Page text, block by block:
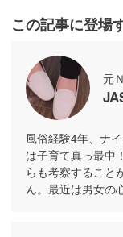
この記事に登場
元
風俗経験4年、ナ
は子育て真っ最中
らも考察すること
ん。最近は男女の